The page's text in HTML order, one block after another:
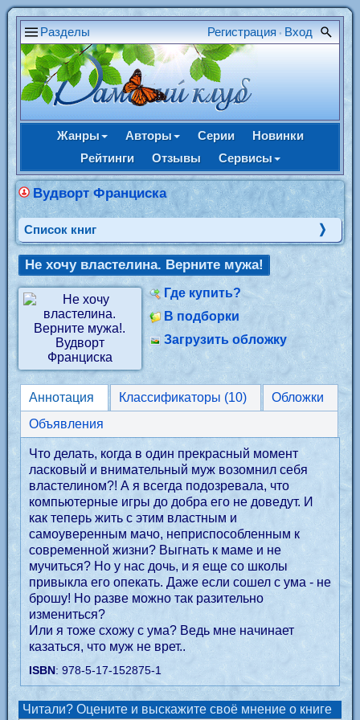
Разделы Регистрация • Вход
Жанры Авторы Серии
Новинки
Рейтинги
Отзывы Сервисы
Вудворт Франциска
Cписок книг
Не хочу властелина. Верните мужа!
Где купить?
В подборки
Загрузить обложку
Аннотация Классификаторы (10)
Обложки
Объявления
Что делать, когда в один прекрасный момент
ласковый и внимательный муж возомнил себя
властелином?! А я всегда подозревала, что
компьютерные игры до добра его не доведут. И
как теперь жить с этим властным и
самоуверенным мачо, неприспособленным к
современной жизни? Выгнать к маме и не
мучиться? Но у нас дочь, и я еще со школы
привыкла его опекать. Даже если сошел с ума - не
брошу! Но разве можно так разительно
измениться?
Или я тоже схожу с ума? Ведь мне начинает
казаться, что муж не врет..
ISBN: 978-5-17-152875-1
Читали? Оцените и выскажите своё мнение о книге